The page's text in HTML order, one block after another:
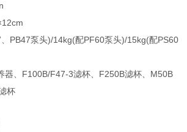
PB47泵头)/14kg(配PF60泵头)/15kg(配PS60
器、F100B/F47-3滤杯、F250B滤杯、M50B
杯